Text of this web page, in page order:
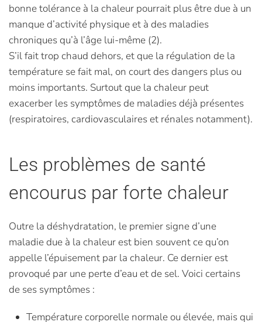
bonne tolérance à la chaleur pourrait plus être due à un
manque d’activité physique et à des maladies
chroniques qu’à l’âge lui-même (2).
S’il fait trop chaud dehors, et que la régulation de la
température se fait mal, on court des dangers plus ou
moins importants. Surtout que la chaleur peut
exacerber les symptômes de maladies déjà présentes
(respiratoires, cardiovasculaires et rénales notamment).
Les problèmes de santé
encourus par forte chaleur
Outre la déshydratation, le premier signe d’une
maladie due à la chaleur est bien souvent ce qu’on
appelle l’épuisement par la chaleur. Ce dernier est
provoqué par une perte d’eau et de sel. Voici certains
de ses symptômes :
Température corporelle normale ou élevée, mais qui